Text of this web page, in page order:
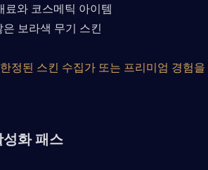
료와 코스메틱 아이템
보라색 무기 스킨
정된 스킨 수집가 또는 프리미엄 경험
화 패스